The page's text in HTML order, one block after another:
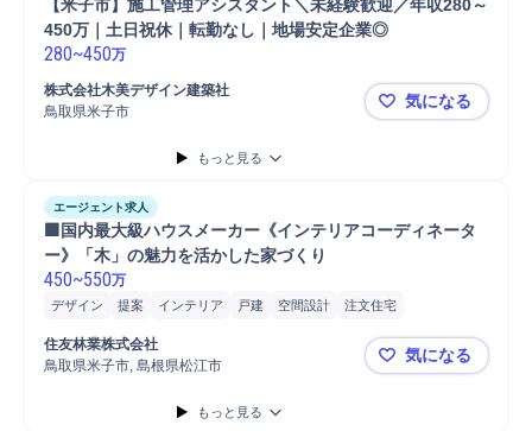
【米子市】施工管理アシスタント＼未経験歓迎／年収280～
450万｜土日祝休｜転勤なし｜地場安定企業◎
280~450万
株式会社木美デザイン建築社
鳥取県米子市
【米子市】
気になる
もっと見る
エージェント求人
🟩国内最大級ハウスメーカー《インテリアコーディネータ
ー》「木」の魅力を活かした家づくり
450~550万
デザイン 提案 インテリア 戸建 空間設計
注文住宅
家具/インテリア
住友林業株式会社
鳥取県米子市, 島根県松江市
🟩国内最大
気になる
もっと見る